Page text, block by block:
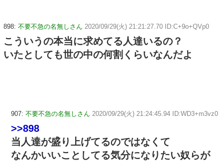
898: 不要不急の名無しさん 2020/09/29(火) 21:21:27.70 ID:C+9o+QVp0
こういうの本当に求めてる人達いるの？
いたとしても世の中の何割くらいなんだよ
907: 不要不急の名無しさん 2020/09/29(火) 21:24:45.94 ID:WD3+m3vz0
>>898
当人達が盛り上げてるのではなくて
なんかいいことしてる気分になりたい奴らが